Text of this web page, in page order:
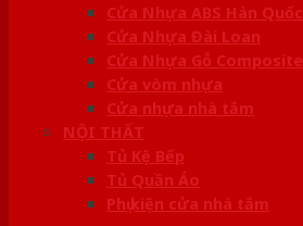
Cửa Nhựa ABS Hàn Quốc
Cửa Nhựa Đài Loan
Cửa Nhựa Gỗ Composite
Cửa vòm nhựa
Cửa nhựa nhà tắm
NỘI THẤT
Tủ Kệ Bếp
Tủ Quần Áo
Phụ kiện cửa nhà tắm